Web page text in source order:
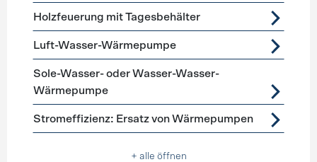
Holzfeuerung mit Tagesbehälter
Luft-Wasser-Wärmepumpe
Sole-Wasser- oder Wasser-Wasser-
Wärmepumpe
Stromeffizienz: Ersatz von Wärmepumpen
+ alle öffnen